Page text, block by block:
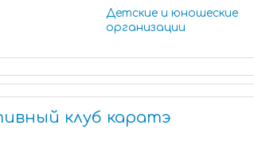
Детские и юношеские
организации
клуб каратэ